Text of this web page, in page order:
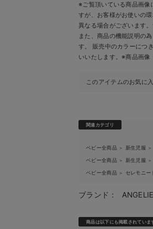
※ご覧頂いている商品画像
すが、 お客様がお使いの
異なる場合がございます。
また、商品の機能説明の
す。 販売中のカラーにつ
いいたします。 ※商品画像
このアイテムのお気に
関連カテゴリ
ベビー全商品 ＞ 新生児服 ＞
ベビー全商品 ＞ 新生児服 ＞
ベビー全商品 ＞ セレモニー
ブランド：
商品は以下にも掲載されていま